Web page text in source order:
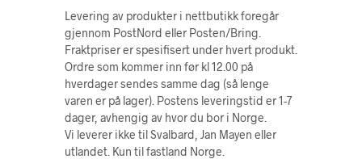
Levering av produkter i nettbutikk foregår
gjennom PostNord eller Posten/Bring.
Fraktpriser er spesifisert under hvert produkt.
Ordre som kommer inn før kl 12.00 på
hverdager sendes samme dag (så lenge
varen er på lager). Postens leveringstid er 1-7
dager, avhengig av hvor du bor i Norge.
Vi leverer ikke til Svalbard, Jan Mayen eller
utlandet. Kun til fastland Norge.